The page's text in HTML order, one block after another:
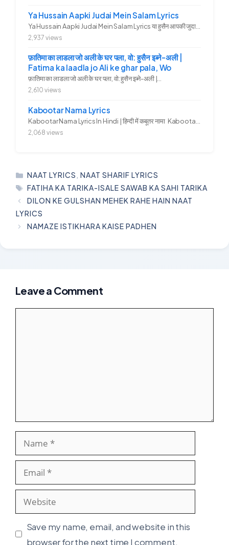
Ya Hussain Aapki Judai Mein Salam Lyrics
2,937 views
फ़ातिमा का लाडला जो अली के घर पला, वो: हुसैन इब्ने-अली |
Fatima ka laadla jo Ali ke ghar pala, Wo
फ़ातिमा का लाडला जो अली के घर पला, वो: हुसैन इब्ने-अली |...
2,610 views
Kabootar Nama Lyrics
2,068 views
CATEGORIES
NAAT LYRICS ,NAAT SHARIF LYRICS
TAGS
FATIHA KA TARIKA-ISALE SAWAB KA SAHI TARIKA
DILON KE GULSHAN MEHEK RAHE HAIN NAAT
LYRICS
NAMAZE ISTIKHARA KAISE PADHEN
Leave a Comment
Name
Email
Website
Save my name, email, and website in this
browser for the next time I comment.